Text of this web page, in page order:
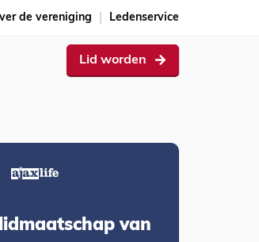
de vereniging Ledenservice
Lid worden
van